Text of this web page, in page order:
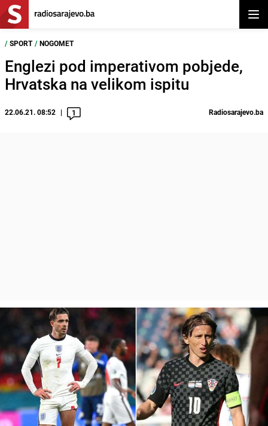
/ SPORT / NOGOMET
Englezi pod imperativom pobjede,
Hrvatska na velikom ispitu
22.06.21. 08:52 1 Radiosarajevo.ba